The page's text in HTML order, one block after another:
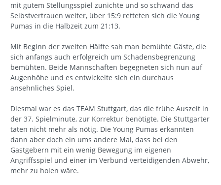
mit gutem Stellungsspiel zunichte und so schwand das
Selbstvertrauen weiter, über 15:9 retteten sich die Young
Pumas in die Halbzeit zum 21:13.
Mit Beginn der zweiten Hälfte sah man bemühte Gäste, die
sich anfangs auch erfolgreich um Schadensbegrenzung
bemühten. Beide Mannschaften begegneten sich nun auf
Augenhöhe und es entwickelte sich ein durchaus
ansehnliches Spiel.
Diesmal war es das TEAM Stuttgart, das die frühe Auszeit in
der 37. Spielminute, zur Korrektur benötigte. Die Stuttgarter
taten nicht mehr als nötig. Die Young Pumas erkannten
dann aber doch ein ums andere Mal, dass bei den
Gastgebern mit ein wenig Bewegung im eigenen
Angriffsspiel und einer im Verbund verteidigenden Abwehr,
mehr zu holen wäre.